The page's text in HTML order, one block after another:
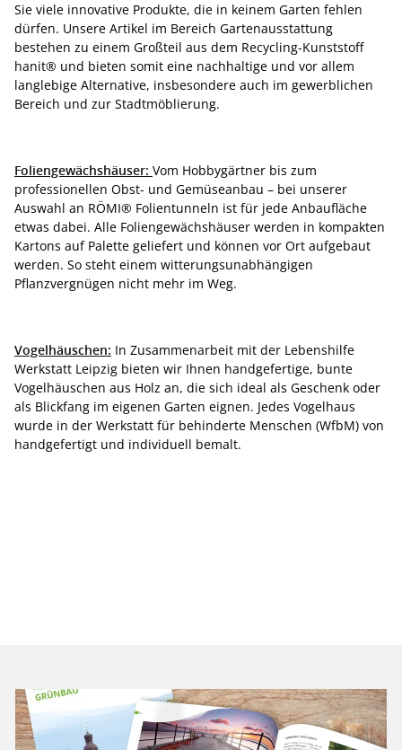
Sie viele innovative Produkte, die in keinem Garten fehlen
dürfen. Unsere Artikel im Bereich Gartenausstattung
bestehen zu einem Großteil aus dem Recycling-Kunststoff
hanit® und bieten somit eine nachhaltige und vor allem
langlebige Alternative, insbesondere auch im gewerblichen
Bereich und zur Stadtmöblierung.
Foliengewächshäuser: Vom Hobbygärtner bis zum
professionellen Obst- und Gemüseanbau – bei unserer
Auswahl an RÖMI® Folientunneln ist für jede Anbaufläche
etwas dabei. Alle Foliengewächshäuser werden in kompakten
Kartons auf Palette geliefert und können vor Ort aufgebaut
werden. So steht einem witterungsunabhängigen
Pflanzvergnügen nicht mehr im Weg.
Vogelhäuschen: In Zusammenarbeit mit der Lebenshilfe
Werkstatt Leipzig bieten wir Ihnen handgefertige, bunte
Vogelhäuschen aus Holz an, die sich ideal als Geschenk oder
als Blickfang im eigenen Garten eignen. Jedes Vogelhaus
wurde in der Werkstatt für behinderte Menschen (WfbM) von
handgefertigt und individuell bemalt.